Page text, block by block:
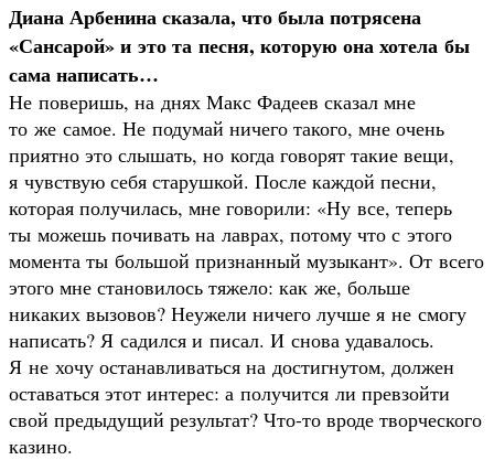
Диана Арбенина сказала, что была потрясена
«Сансарой» и это та песня, которую она хотела бы
сама написать…
Не поверишь, на днях Макс Фадеев сказал мне
то же самое. Не подумай ничего такого, мне очень
приятно это слышать, но когда говорят такие вещи,
я чувствую себя старушкой. После каждой песни,
которая получилась, мне говорили: «Ну все, теперь
ты можешь почивать на лаврах, потому что с этого
момента ты большой признанный музыкант». От всего
этого мне становилось тяжело: как же, больше
никаких вызовов? Неужели ничего лучше я не смогу
написать? Я садился и писал. И снова удавалось.
Я не хочу останавливаться на достигнутом, должен
оставаться этот интерес: а получится ли превзойти
свой предыдущий результат? Что-то вроде творческого
казино.